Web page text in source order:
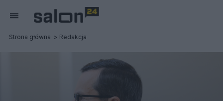
Strona główna Redakcja